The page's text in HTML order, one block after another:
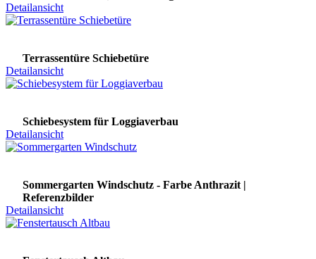
Detailansicht
Terrassentüre Schiebetüre
Detailansicht
Schiebesystem für Loggiaverbau
Detailansicht
Sommergarten Windschutz - Farbe Anthrazit |
Referenzbilder
Detailansicht